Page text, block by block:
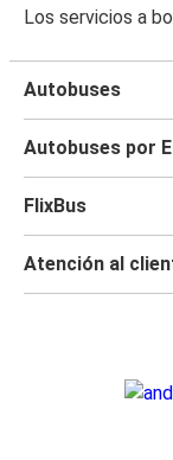
Los servicios a
Autobuses
Autobuses por
FlixBus
Atención al